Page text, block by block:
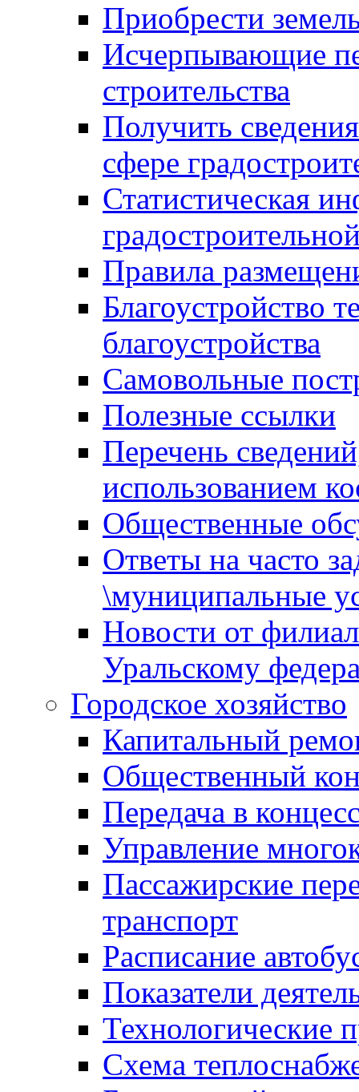
Приобрести
Исчерпывающие
строительства
Получить
сфере
Статистическая
Правила
Благоустройство
благоустройства
Самовольные
Полезные ссылки
Перечень
использованием
Общественные
Ответы на часто
\муниципальные
Новости от
Уральскому
Городское хозяйство
Капитальный
Общественный
Передача в
Управление
Пассажирские
транспорт
Расписание
Показатели
Технологические
Схема